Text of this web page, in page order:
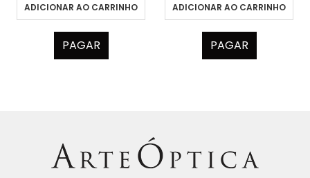
ADICIONAR AO CARRINHO
PAGAR
ADICIONAR AO CARRINHO
PAGAR